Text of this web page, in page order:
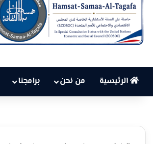
الرئيسية من نحن برامجنا